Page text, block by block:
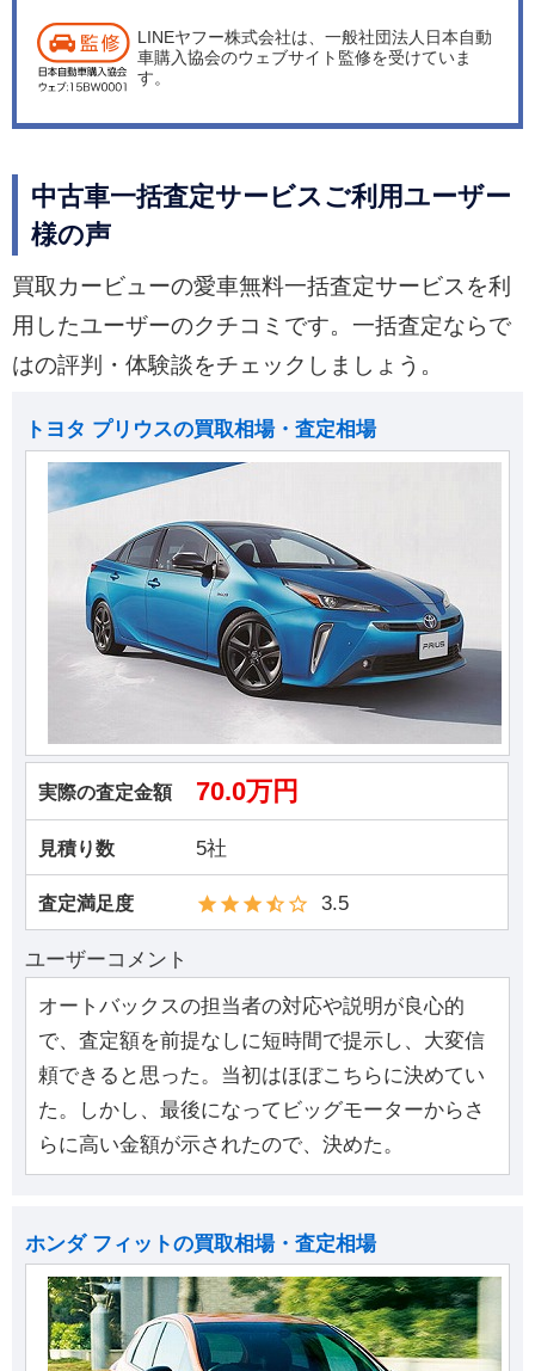
LINEヤフー株式会社は、一般社団法人日本自動
車購入協会のウェブサイト監修を受けていま
す。
中古車一括査定サービスご利用ユーザー
様の声
買取カービューの愛車無料一括査定サービスを利
用したユーザーのクチコミです。一括査定ならで
はの評判・体験談をチェックしましょう。
トヨタ プリウスの買取相場・査定相場
実際の査定金額 70.0万円
見積り数 5社
査定満足度 3.5
ユーザーコメント
オートバックスの担当者の対応や説明が良心的
で、査定額を前提なしに短時間で提示し、大変信
頼できると思った。当初はほぼこちらに決めてい
た。しかし、最後になってビッグモーターからさ
らに高い金額が示されたので、決めた。
ホンダ フィットの買取相場・査定相場